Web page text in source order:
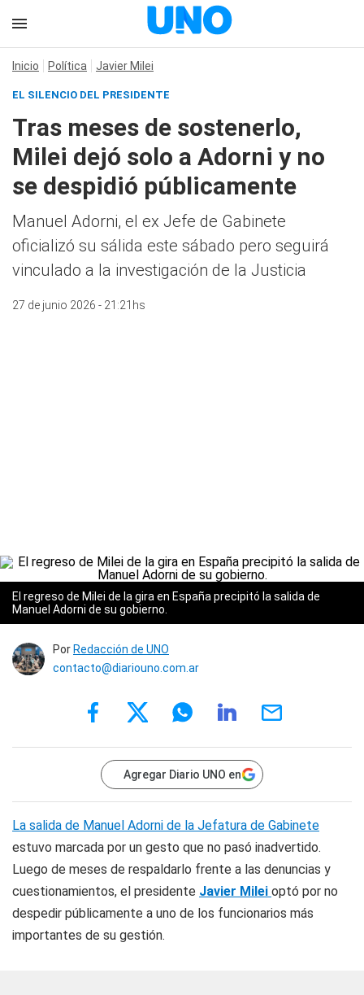
Inicio Política Javier Milei
EL SILENCIO DEL PRESIDENTE
Tras meses de sostenerlo,
Milei dejó solo a Adorni y no
se despidió públicamente
Manuel Adorni, el ex Jefe de Gabinete
oficializó su sálida este sábado pero seguirá
vinculado a la investigación de la Justicia
27 de junio 2026 - 21:21hs
El regreso de Milei de la gira en España precipitó la salida de
Manuel Adorni de su gobierno.
Por Redacción de UNO
contacto@diariouno.com.ar
Agregar Diario UNO en
La salida de Manuel Adorni de la Jefatura de Gabinete
estuvo marcada por un gesto que no pasó inadvertido.
Luego de meses de respaldarlo frente a las denuncias y
cuestionamientos, el presidente Javier Milei optó por no
despedir públicamente a uno de los funcionarios más
importantes de su gestión.